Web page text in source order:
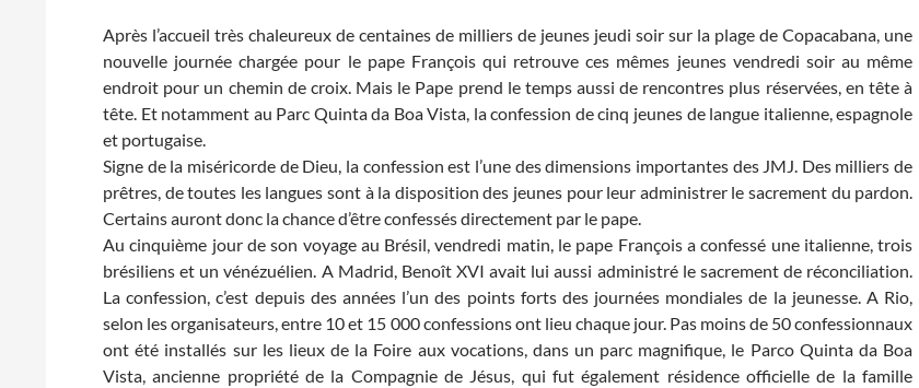
Après l’accueil très chaleureux de centaines de milliers de jeunes jeudi soir sur la plage de Copacabana, une
nouvelle journée chargée pour le pape François qui retrouve ces mêmes jeunes vendredi soir au même
endroit pour un chemin de croix. Mais le Pape prend le temps aussi de rencontres plus réservées, en tête à
tête. Et notamment au Parc Quinta da Boa Vista, la confession de cinq jeunes de langue italienne, espagnole
et portugaise.
Signe de la miséricorde de Dieu, la confession est l’une des dimensions importantes des JMJ. Des milliers de
prêtres, de toutes les langues sont à la disposition des jeunes pour leur administrer le sacrement du pardon.
Certains auront donc la chance d’être confessés directement par le pape.
Au cinquième jour de son voyage au Brésil, vendredi matin, le pape François a confessé une italienne, trois
brésiliens et un vénézuélien. A Madrid, Benoît XVI avait lui aussi administré le sacrement de réconciliation.
La confession, c’est depuis des années l’un des points forts des journées mondiales de la jeunesse. A Rio,
selon les organisateurs, entre 10 et 15 000 confessions ont lieu chaque jour. Pas moins de 50 confessionnaux
ont été installés sur les lieux de la Foire aux vocations, dans un parc magnifique, le Parco Quinta da Boa
Vista, ancienne propriété de la Compagnie de Jésus, qui fut également résidence officielle de la famille